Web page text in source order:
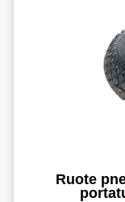
Ruote